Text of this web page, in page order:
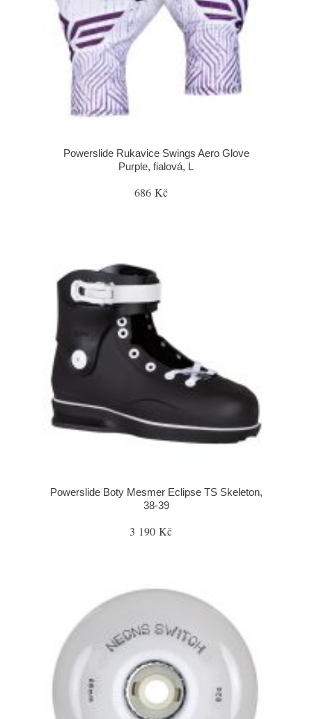
Powerslide Rukavice Swings Aero Glove
Purple, fialová, L
686 Kč
Powerslide Boty Mesmer Eclipse TS Skeleton,
38-39
3 190 Kč